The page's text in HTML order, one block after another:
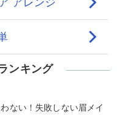
ンキング
ない！失敗しない眉メイ